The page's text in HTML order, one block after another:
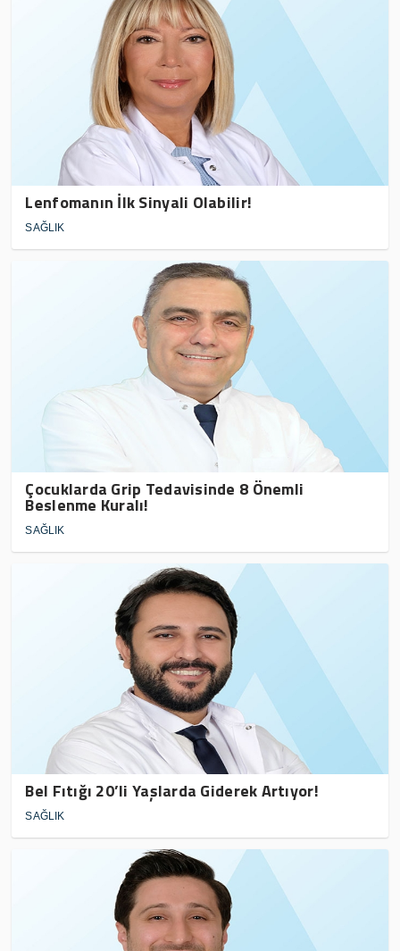
Lenfomanın İlk Sinyali Olabilir!
SAĞLIK
Çocuklarda Grip Tedavisinde 8 Önemli
Beslenme Kuralı!
SAĞLIK
Bel Fıtığı 20’li Yaşlarda Giderek Artıyor!
SAĞLIK